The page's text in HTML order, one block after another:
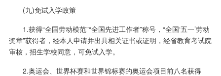
(九)免试入学政策
1.获得“全国劳动模范”“全国先进工作者”称号，“全国‘五一’劳动
奖章”获得者，经本人申请并出具相关证书或证明，经省教育考试院
审核，招生学校同意，可免试入学。
2.奥运会、世界杯赛和世界锦标赛的奥运会项目前八名获得